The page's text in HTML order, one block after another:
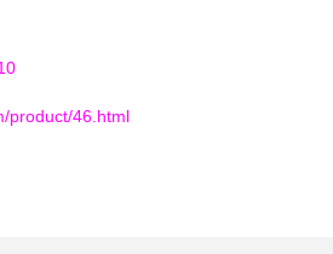
product/46.html